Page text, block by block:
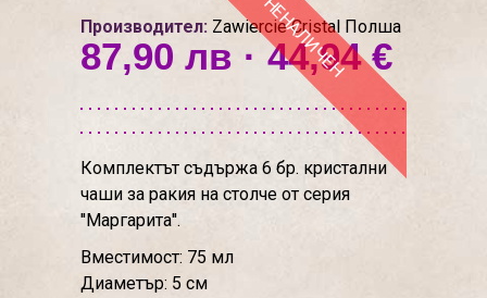
Производител: Zawiercie Cristal Полша
87,90 лв · 44,94 €
НЕНАЛИЧЕН
Комплектът съдържа 6 бр. кристални
чаши за ракия на столче от серия
''Маргарита''.
Вместимост: 75 мл
Диаметър: 5 см